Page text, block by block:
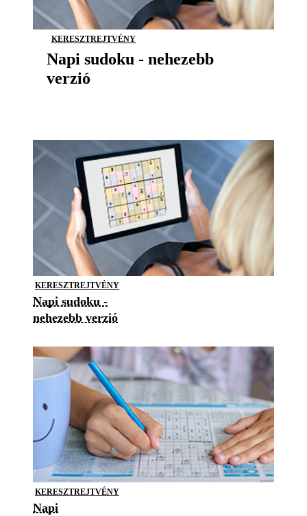
KERESZTREJTVÉNY
Napi sudoku - nehezebb
verzió
KERESZTREJTVÉNY
Napi sudoku -
nehezebb verzió
KERESZTREJTVÉNY
Napi